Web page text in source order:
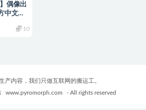
偶像出
中文版
10
产内容，我们只做互联网的搬运工。
www.pyromorph.com - All rights reserved